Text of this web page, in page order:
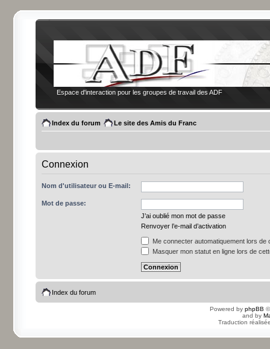
Espace d'interaction pour les groupes de travail des ADF
Index du forum Le site des Amis du Franc
Connexion
Nom d'utilisateur ou E-mail:
Mot de passe:
J’ai oublié mon mot de passe
Renvoyer l’e-mail d’activation
Me connecter automatiquement lors de
Masquer mon statut en ligne lors de
Index du forum
Powered by phpBB
and by
Traduction